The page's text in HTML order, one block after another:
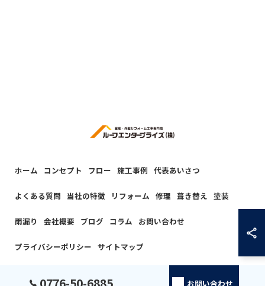
お問い合わせ
ホーム コンセプト フロー 施工事例 代表あいさつ
よくある質問 当社の特徴 リフォーム 修理 葺き替え 塗装
雨漏り 会社概要 ブログ コラム お問い合わせ
プライバシーポリシー サイトマップ
© 2026 福井の屋根工事ならルーフエンタープライズ株式会社 ALL RIGHTS